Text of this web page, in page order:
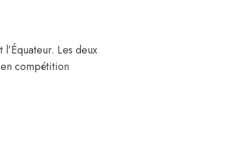
Les deux
compétition